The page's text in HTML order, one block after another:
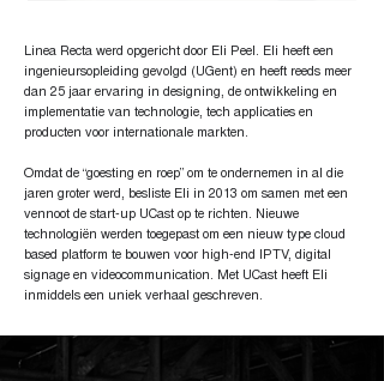
Linea Recta werd opgericht door Eli Peel. Eli heeft een
ingenieursopleiding gevolgd (UGent) en heeft reeds meer
dan 25 jaar ervaring in designing, de ontwikkeling en
implementatie van technologie, tech applicaties en
producten voor internationale markten.
Omdat de “goesting en roep” om te ondernemen in al die
jaren groter werd, besliste Eli in 2013 om samen met een
vennoot de start-up UCast op te richten. Nieuwe
technologiën werden toegepast om een nieuw type cloud
based platform te bouwen voor high-end IPTV, digital
signage en videocommunication. Met UCast heeft Eli
inmiddels een uniek verhaal geschreven.